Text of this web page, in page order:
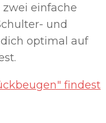
einfache
und
optimal auf
findest